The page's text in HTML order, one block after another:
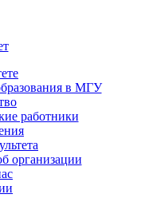
в МГУ
работники
организации